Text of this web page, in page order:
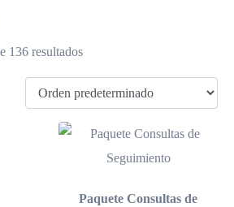
136 resultados
Paquete Consultas de